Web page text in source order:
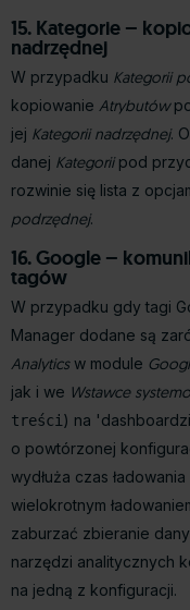
15. Kategorie –
nadrzędnej
W przypadku Kategorii
kopiowanie Atrybutów
jej Kategorii nadrzędnej.
danej Kategoriipod
rozwinie się lista z
podrzędnej.
16. Google –
tagów
W przypadku gdy tagi
Manager dodane są
Analyticsw module
jak i we Wstawce
treści) na
o powtórzonej
wydłuża czas
wielokrotnym
zaburzać zbieranie
narzędzi analitycznych
na jedną z konfiguracji.